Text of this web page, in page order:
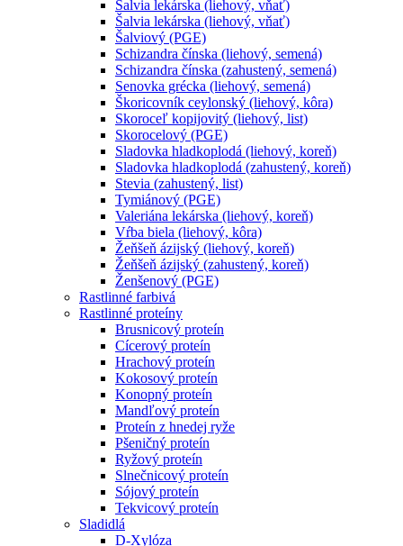
Šalvia lekárska (liehový, vňať)
Šalvia lekárska (liehový, vňať)
Šalviový (PGE)
Schizandra čínska (liehový, semená)
Schizandra čínska (zahustený, semená)
Senovka grécka (liehový, semená)
Škoricovník ceylonský (liehový, kôra)
Skoroceľ kopijovitý (liehový, list)
Skorocelový (PGE)
Sladovka hladkoplodá (liehový, koreň)
Sladovka hladkoplodá (zahustený, koreň)
Stevia (zahustený, list)
Tymiánový (PGE)
Valeriána lekárska (liehový, koreň)
Vŕba biela (liehový, kôra)
Žeňšeň ázijský (liehový, koreň)
Žeňšeň ázijský (zahustený, koreň)
Ženšenový (PGE)
Rastlinné farbivá
Rastlinné proteíny
Brusnicový proteín
Cícerový proteín
Hrachový proteín
Kokosový proteín
Konopný proteín
Mandľový proteín
Proteín z hnedej ryže
Pšeničný proteín
Ryžový proteín
Slnečnicový proteín
Sójový proteín
Tekvicový proteín
Sladidlá
D-Xylóza